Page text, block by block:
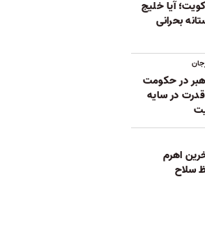
آیا خلیج
بحرانی
در حکومت
قدرت در سایه
اهرم
سلاح